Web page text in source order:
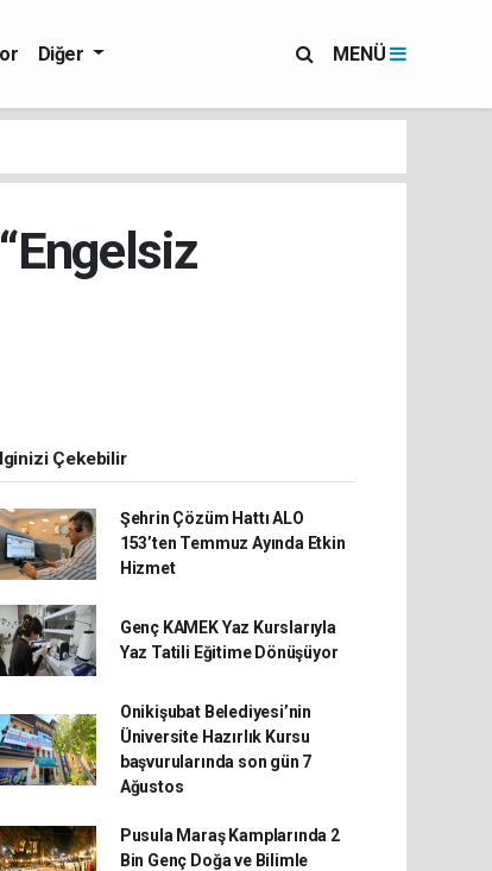
Diğer MENÜ
Çekebilir
Şehrin Çözüm Hattı ALO
153’ten Temmuz Ayında Etkin
Hizmet
Genç KAMEK Yaz Kurslarıyla
Yaz Tatili Eğitime Dönüşüyor
Onikişubat Belediyesi’nin
Üniversite Hazırlık Kursu
başvurularında son gün 7
Ağustos
Pusula Maraş Kamplarında 2
Bin Genç Doğa ve Bilimle